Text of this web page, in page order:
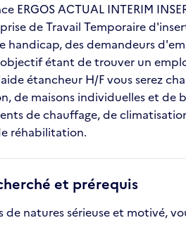
ERGOS ACTUAL INTERIM
de Travail Temporaire
handicap, des demandeurs
étant de trouver un
étancheur H/F vous serez
de maisons individuelles et de
de chauffage, de
réhabilitation.
et prérequis
de natures sérieuse et motivé,